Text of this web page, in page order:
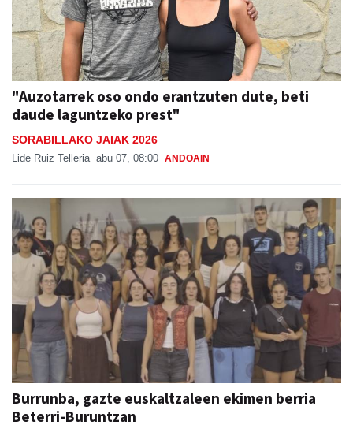
"Auzotarrek oso ondo erantzuten dute, beti
daude laguntzeko prest"
SORABILLAKO JAIAK 2026
Lide Ruiz Telleria abu 07, 08:00 ANDOAIN
Burrunba, gazte euskaltzaleen ekimen berria
Beterri-Buruntzan